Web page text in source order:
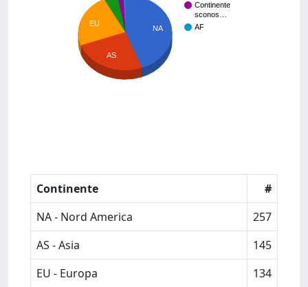
Continente
sconos…
AF
NA
EU
AS
Continente
#
NA - Nord America
257
AS - Asia
145
EU - Europa
134